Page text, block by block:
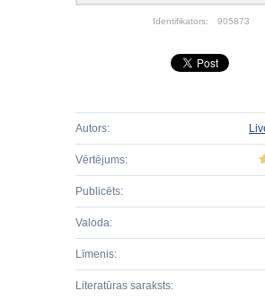
Identifikators: 905873
Autors:
Vērtējums:
Publicēts:
Valoda:
Līmenis:
Literatūras saraksts: